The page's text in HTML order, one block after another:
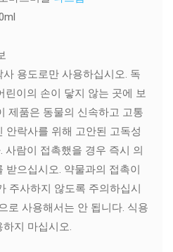
사 용도로만 사용하십시오. 독
린이의 손이 닿지 않는 곳에 보
제품은 동물의 신속하고 고통
안락사를 위해 고안된 고독성
사람이 접촉했을 경우 즉시 의
받으십시오. 약물과의 접촉이
주사하지 않도록 주의하십시
로 사용해서는 안 됩니다. 식용
지 마십시오.